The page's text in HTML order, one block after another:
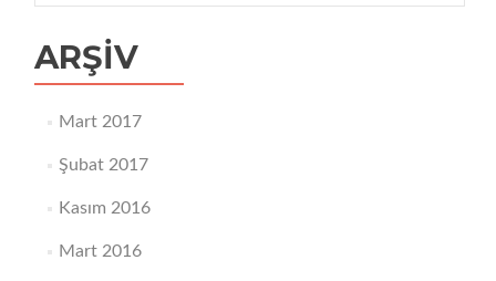
ARŞIV
Mart 2017
Şubat 2017
Kasım 2016
Mart 2016